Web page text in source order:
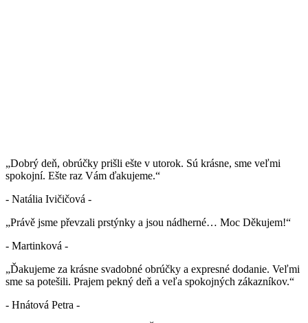
„Dobrý deň, obrúčky prišli ešte v utorok. Sú krásne, sme veľmi
spokojní. Ešte raz Vám ďakujeme.“
- Natália Ivičičová -
„Právě jsme převzali prstýnky a jsou nádherné… Moc Děkujem!“
- Martinková -
„Ďakujeme za krásne svadobné obrúčky a expresné dodanie. Veľmi
sme sa potešili. Prajem pekný deň a veľa spokojných zákazníkov.“
- Hnátová Petra -